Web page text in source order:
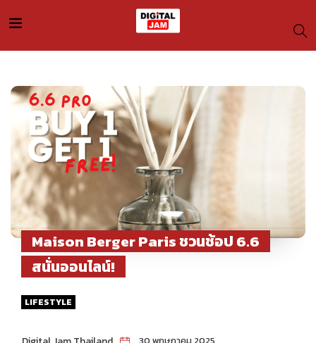
Maison Berger Paris ชวนช้อป 6.6
สนั่นออนไลน์!
LIFESTYLE